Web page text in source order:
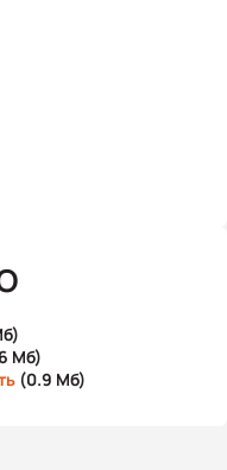
Мб)
(0.9 Мб)